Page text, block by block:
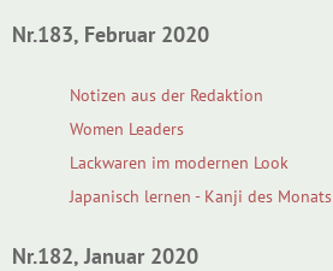
Nr.183, Februar 2020
Notizen aus der Redaktion
Women Leaders
Lackwaren im modernen Look
Japanisch lernen - Kanji des Monats
Nr.182, Januar 2020